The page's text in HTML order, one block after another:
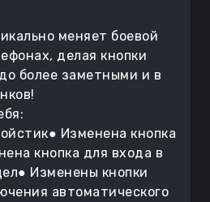
меняет боевой
делая кнопки
более заметными и в
Изменена кнопка
кнопка для входа в
Изменены кнопки
автоматического